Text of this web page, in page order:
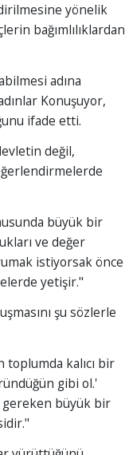
yönelik
bağımlılıklardan
adına
Konuşuyor,
ifade etti.
değil,
büyük bir
ve değer
istiyorsak önce
yetişir."
şu sözlerle
toplumda kalıcı bir
gibi ol.'
gereken büyük bir